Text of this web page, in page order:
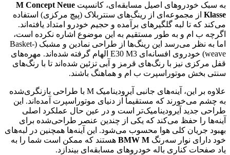
به سبک خودروهای اصیل مسابقه‌ای، کانسپت M Concept Neue
Klasse از مجموعه‌ای از رینگ‌های سنتربلاک (پیچ مرکزی) استفاده
می‌کند که تا لبه گلگیرهای برآمده و حجیم خودرو امتداد یافته‌اند.
اگرچه ب ام و به طور مستقیم به این موضوع اشاره نکرده است،
اما به نظر می‌رسد این رینگ‌ها از طراحی نمادین و مشبک (Basket-
weave) خودروی افسانه‌ای E30 M3 الهام گرفته شده‌اند. مهره‌های
قفل مرکزی نیز با رنگ‌های قرمز و آبی تزئین شده‌اند تا با رنگ‌های
سنتی بخش موتوراسپرت ب ام و هماهنگ باشند.
علاوه بر این، آینه‌های جانبی آیرودینامیک M با طراحی بازنگری‌شده
به چشم می‌خورند که مستقیماً از دنیای موتوراسپرت آمده‌اند. این
طراحی جدید آیرودینامیک‌تر است و در عین حال عملکرد اصلی
آینه‌ها را حفظ می‌کند که یکی از چندین عنصر طراحی‌شده برای
بهبود جریان کلی هوا محسوب می‌شود. این آینه‌ها همچنین در لبه‌های
خود دارای نوار سه‌رنگ BMW M هستند که ممکن است شما را به
یاد صفحات کناری باله خودروهای مسابقه‌ای بیندازد.